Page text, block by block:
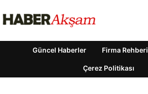
Güncel Haberler Firma Rehberi
Çerez Politikası